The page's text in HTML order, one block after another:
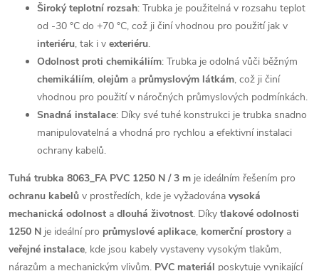
Široký teplotní rozsah: Trubka je použitelná v rozsahu teplot
od -30 °C do +70 °C, což ji činí vhodnou pro použití jak v
interiéru, tak i v exteriéru.
Odolnost proti chemikáliím: Trubka je odolná vůči běžným
chemikáliím, olejům a průmyslovým látkám, což ji činí
vhodnou pro použití v náročných průmyslových podmínkách.
Snadná instalace: Díky své tuhé konstrukci je trubka snadno
manipulovatelná a vhodná pro rychlou a efektivní instalaci
ochrany kabelů.
Tuhá trubka 8063_FA PVC 1250 N / 3 m je ideálním řešením pro
ochranu kabelů v prostředích, kde je vyžadována vysoká
mechanická odolnost a dlouhá životnost. Díky tlakové odolnosti
1250 N je ideální pro průmyslové aplikace, komerční prostorya
veřejné instalace, kde jsou kabely vystaveny vysokým tlakům,
nárazům a mechanickým vlivům. PVC materiál poskytuje vynikající